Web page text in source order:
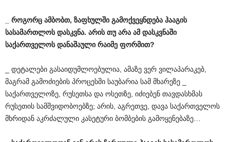
როგორც ამბობთ, ზაფხულში გამოქვეყნდება ჰააგის
სასამართლოს დასკვნა. არის თუ არა ამ დასკვნაში
საქართველოს დანაშაული რაიმე ფორმით?
_ დეტალები გასაიდუმლოებულია, ამაზე ვერ ვილაპარაკებ,
მაგრამ გამოძიების პროცესში საუბარია სამ მხარეზე _
საქართველოზე, რუსეთსა და ოსეთზე, იძიებენ თავდასხმას
რუსეთის სამშვიდობოებზე; არის, აგრეთვე, დავა საქართველოს
მხრიდან აკრძალული კასეტური ბომბების გამოყენებაზე…